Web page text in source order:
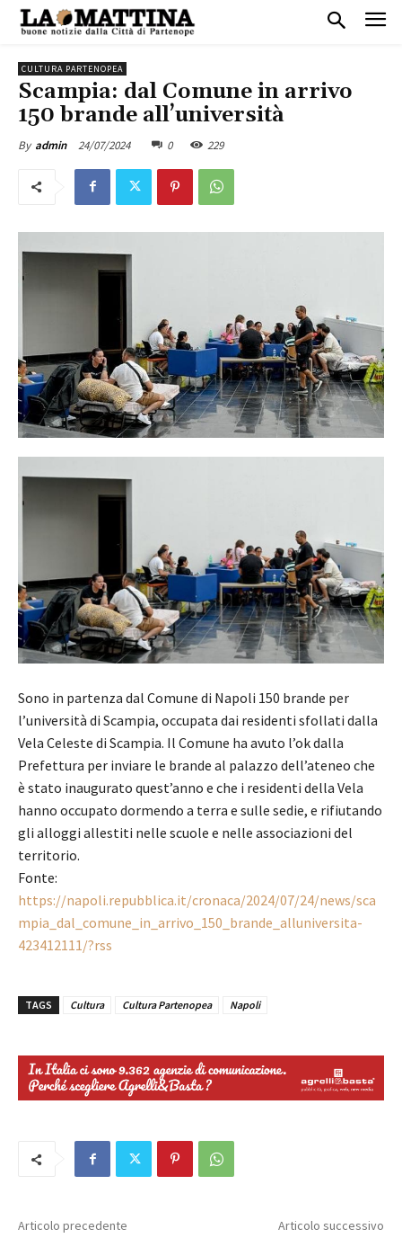
CULTURA PARTENOPEA
Scampia: dal Comune in arrivo
150 brande all’università
By admin 24/07/2024 0 229
Sono in partenza dal Comune di Napoli 150 brande per
l’università di Scampia, occupata dai residenti sfollati dalla
Vela Celeste di Scampia. Il Comune ha avuto l’ok dalla
Prefettura per inviare le brande al palazzo dell’ateneo che
è stato inaugurato quest’anno e che i residenti della Vela
hanno occupato dormendo a terra e sulle sedie, e rifiutando
gli alloggi allestiti nelle scuole e nelle associazioni del
territorio.
Fonte:
https://napoli.repubblica.it/cronaca/2024/07/24/news/sca
mpia_dal_comune_in_arrivo_150_brande_alluniversita-
423412111/?rss
TAGS Cultura Cultura Partenopea Napoli
Articolo precedente Articolo successivo